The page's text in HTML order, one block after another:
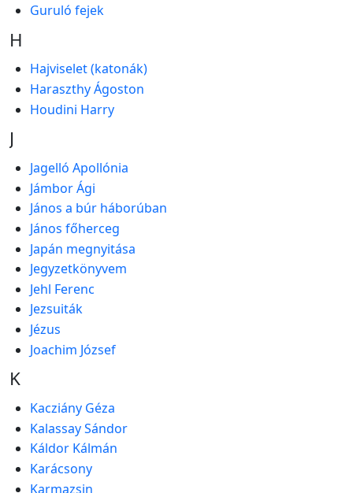
Guruló fejek
H
Hajviselet (katonák)
Haraszthy Ágoston
Houdini Harry
J
Jagelló Apollónia
Jámbor Ági
János a búr háborúban
János főherceg
Japán megnyitása
Jegyzetkönyvem
Jehl Ferenc
Jezsuiták
Jézus
Joachim József
K
Kacziány Géza
Kalassay Sándor
Káldor Kálmán
Karácsony
Karmazsin